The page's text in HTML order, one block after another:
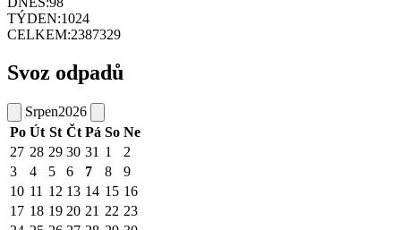
TÝDEN:1024
CELKEM:2387329
Svoz odpadů
Srpen2026
Po Út St Čt Pá So Ne
27 28 29 30 31 1
2
3
4 5 6 7 8
9
10 11 12 13 14 15 16
17 18 19 20 21 22 23